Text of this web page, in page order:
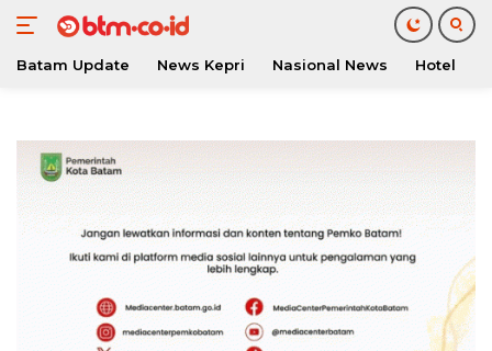
konten
Batam Update News Kepri Nasional News Hotel